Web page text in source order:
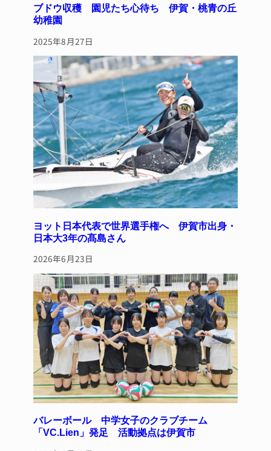
ブドウ収穫 園児たち心待ち 伊賀・桃青の丘
幼稚園
2025年8月27日
ヨット日本代表で世界選手権へ 伊賀市出身・
日本大3年の髙島さん
2026年6月23日
バレーボール 中学女子のクラブチーム
「VC.Lien」発足 活動拠点は伊賀市